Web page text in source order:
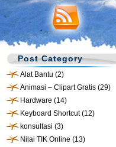
Post Category
Alat Bantu (2)
Animasi – Clipart Gratis (29)
Hardware (14)
Keyboard Shortcut(12)
konsultasi (3)
Nilai TIK Online (13)